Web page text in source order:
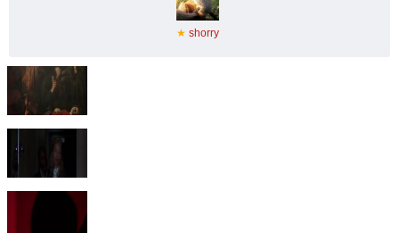
★ shorry